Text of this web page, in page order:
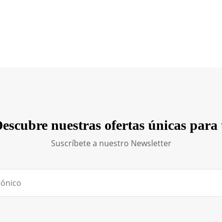
nuestras ofertas únicas para
Suscríbete a nuestro Newsletter